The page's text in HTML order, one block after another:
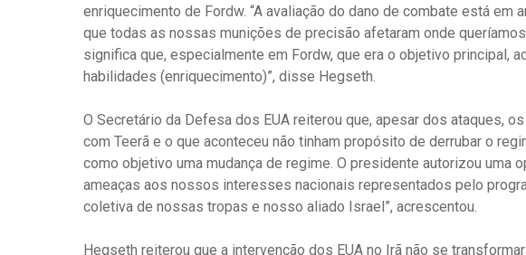
enriquecimento de Fordw. “A avaliação do dano de combate está em
que todas as nossas munições de precisão afetaram onde
significa que, especialmente em Fordw, que era o objetivo principal,
habilidades (enriquecimento)”, disse Hegseth.
O Secretário da Defesa dos EUA reiterou que, apesar dos ataques,
com Teerã e o que aconteceu não tinham propósito de derrubar o
como objetivo uma mudança de regime. O presidente autorizou uma
ameaças aos nossos interesses nacionais representados pelo
coletiva de nossas tropas e nosso aliado Israel”, acrescentou.
Hegseth reiterou que a intervenção dos EUA no Irã não se